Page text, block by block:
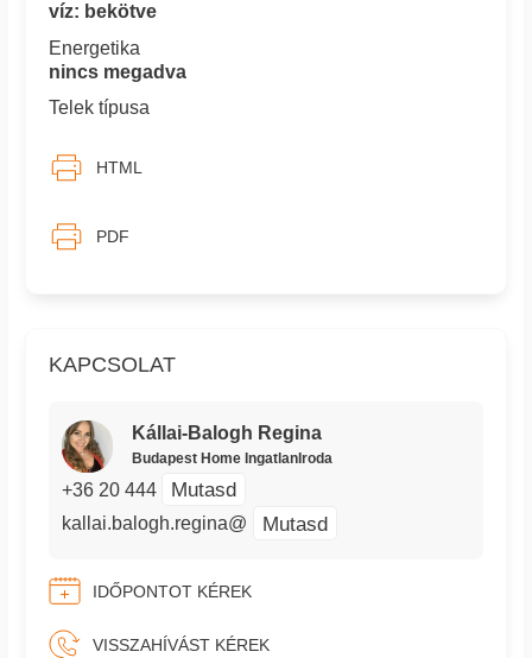
KAPCSOLAT
Kállai-Balogh Regina
Budapest Home IngatlanIroda
+36 20 444 Mutasd
kallai.balogh.regina@ Mutasd
IDŐPONTOT KÉREK
VISSZAHÍVÁST KÉREK
víz: bekötve
Energetika
nincs megadva
Telek típusa
HTML
PDF